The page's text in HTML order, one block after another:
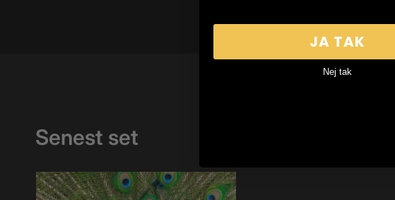
Senest set
JA TAK
Nej tak